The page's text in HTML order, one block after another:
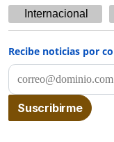
Internacional
Recibe noticias por